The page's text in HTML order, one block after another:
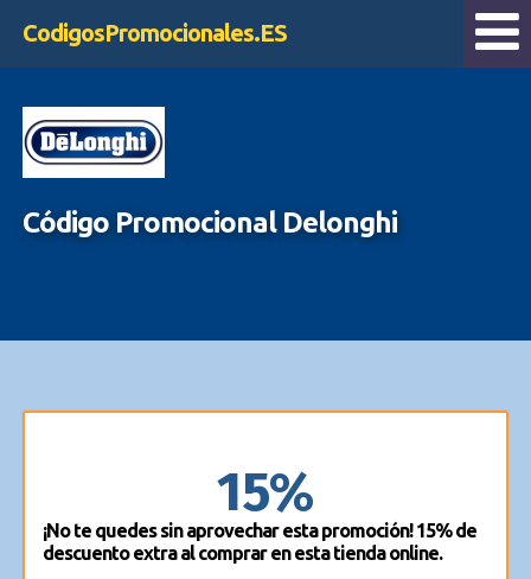
CodigosPromocionales.ES
Código Promocional Delonghi
15%
¡No te quedes sin aprovechar esta promoción! 15% de
descuento extra al comprar en esta tienda online.